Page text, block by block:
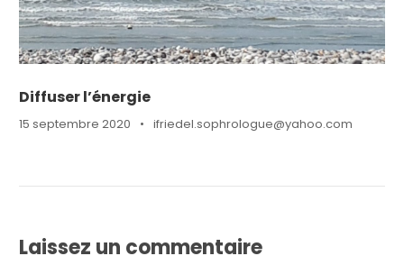
Diffuser l’énergie
15 septembre 2020 • ifriedel.sophrologue@yahoo.com
Laissez un commentaire